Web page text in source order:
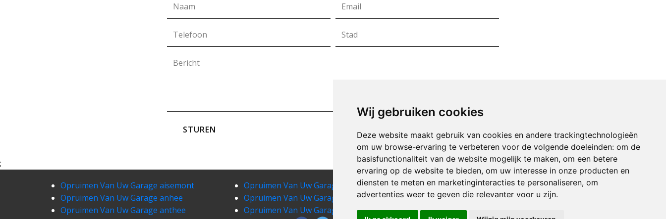
Wij gebruiken cookies
Deze website maakt gebruik van cookies en andere trackingtechnologieën
om uw browse-ervaring te verbeteren voor de volgende doeleinden: om de
basisfunctionaliteit van de website mogelijk te maken, om een betere
ervaring op de website te bieden, om uw interesse in onze producten en
diensten te meten en marketinginteracties te personaliseren, om
advertenties weer te geven die relevanter voor u zijn.
STUREN
;
Opruimen Van Uw Garage aisemont Opruimen Van Uw Garage alle
Opruimen Van Uw Garage andenne
Opruimen Van Uw Garage anhee
Opruimen Van Uw Garage annevoie-rouillon
Opruimen Van Uw Garage anseremme
Opruimen Van Uw Garage anthee
Opruimen Van Uw Garage arbre Opruimen Van Uw Garage arsimont